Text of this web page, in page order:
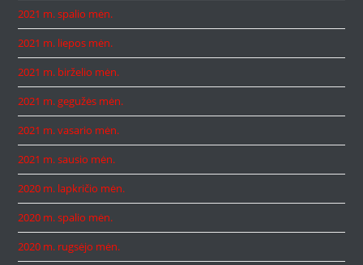
2021 m. spalio mėn.
2021 m. liepos mėn.
2021 m. birželio mėn.
2021 m. gegužės mėn.
2021 m. vasario mėn.
2021 m. sausio mėn.
2020 m. lapkričio mėn.
2020 m. spalio mėn.
2020 m. rugsėjo mėn.